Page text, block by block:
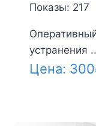
Показы: 217
устранения
Цена: 300